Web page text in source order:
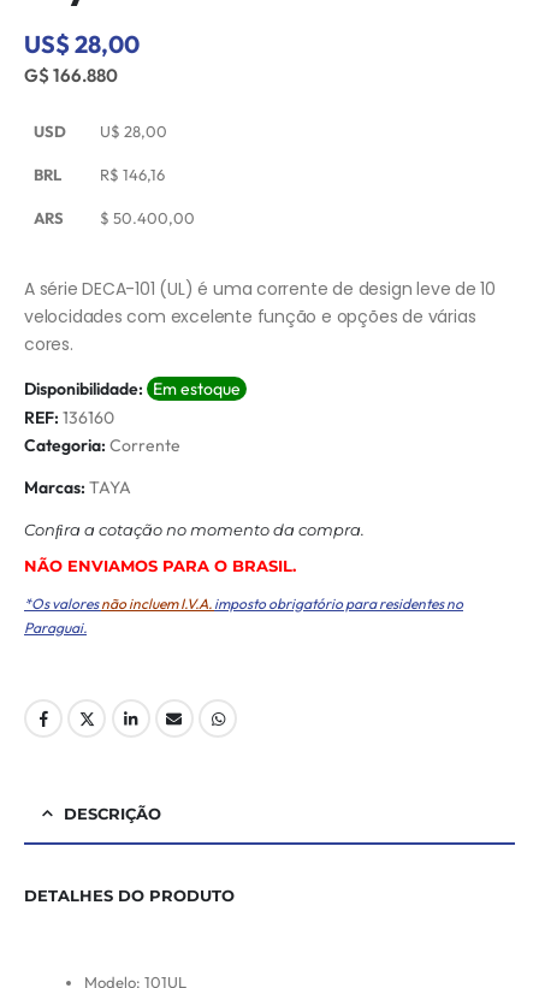
US$ 28,00
G$ 166.880
USD U$ 28,00
BRL R$ 146,16
ARS $ 50.400,00
A série DECA-101 (UL) é uma corrente de design leve de 10
velocidades com excelente função e opções de várias
cores.
Disponibilidade: Em estoque
REF: 136160
Categoria: Corrente
Marcas: TAYA
Conﬁra a cotação no momento da compra.
NÃO ENVIAMOS PARA O BRASIL.
*Os valoresnão incluem I.V.A. imposto obrigatório para residentes no
Paraguai.
DESCRIÇÃO
DETALHES DO PRODUTO
Modelo: 101UL